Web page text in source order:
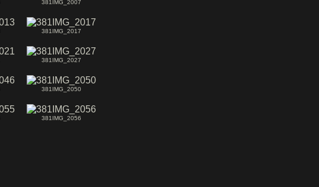
381IMG_2007
381IMG_2017
381IMG_2027
381IMG_2050
381IMG_2056